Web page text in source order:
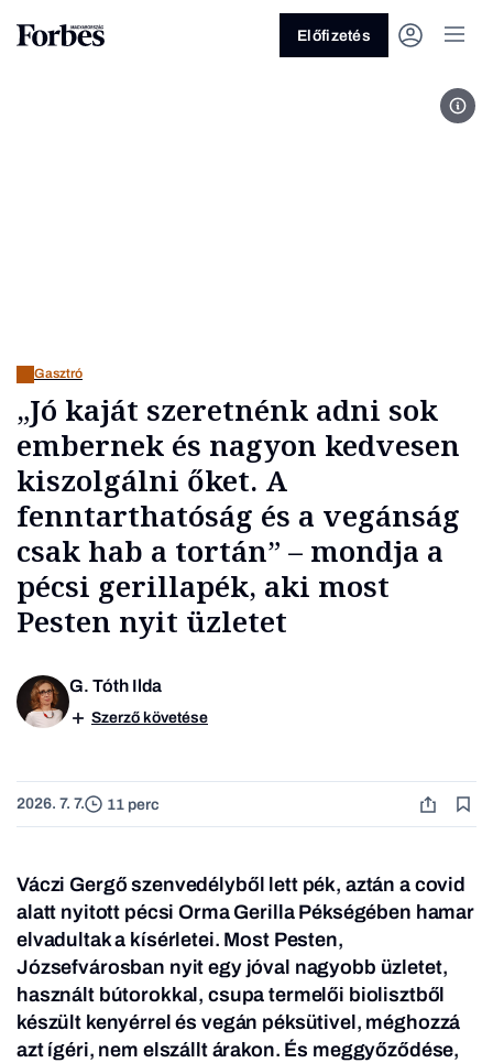
Előfizetés
Gasztró
„Jó kaját szeretnénk adni sok
embernek és nagyon kedvesen
kiszolgálni őket. A
fenntarthatóság és a vegánság
csak hab a tortán” – mondja a
pécsi gerillapék, aki most
Pesten nyit üzletet
G. Tóth Ilda
Szerző követése
2026. 7. 7. 11 perc
Váczi Gergő szenvedélyből lett pék, aztán a covid
alatt nyitott pécsi Orma Gerilla Pékségében hamar
elvadultak a kísérletei. Most Pesten,
Józsefvárosban nyit egy jóval nagyobb üzletet,
használt bútorokkal, csupa termelői biolisztből
készült kenyérrel és vegán péksütivel, méghozzá
azt ígéri, nem elszállt árakon. És meggyőződése,